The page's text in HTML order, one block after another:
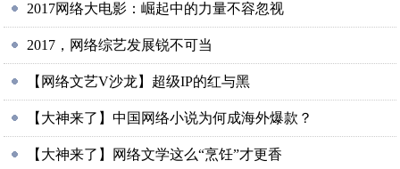
2017网络大电影：崛起中的力量不容忽视
2017，网络综艺发展锐不可当
【网络文艺V沙龙】超级IP的红与黑
【大神来了】中国网络小说为何成海外爆款？
【大神来了】网络文学这么“烹饪”才更香